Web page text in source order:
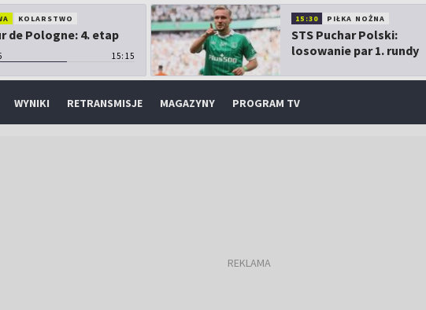
KOLARSTWO
de Pologne: 4. etap
15:15
15:30 PIŁKA NOŻNA
STS Puchar Polski:
losowanie par 1. rundy
WYNIKI RETRANSMISJE MAGAZYNY PROGRAM TV